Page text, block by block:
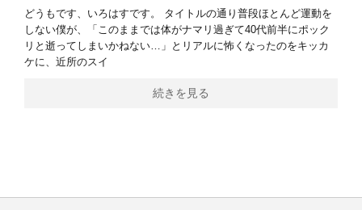
どうもです、いろはすです。 タイトルの通り普段ほとんど運動を
しない僕が、「このままでは体がナマリ過ぎて40代前半にポック
リと逝ってしまいかねない…」とリアルに怖くなったのをキッカ
ケに、近所のスイ
続きを見る